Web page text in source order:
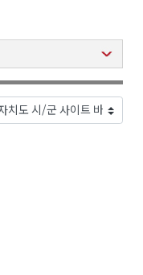
2026년 08월 07일(금)